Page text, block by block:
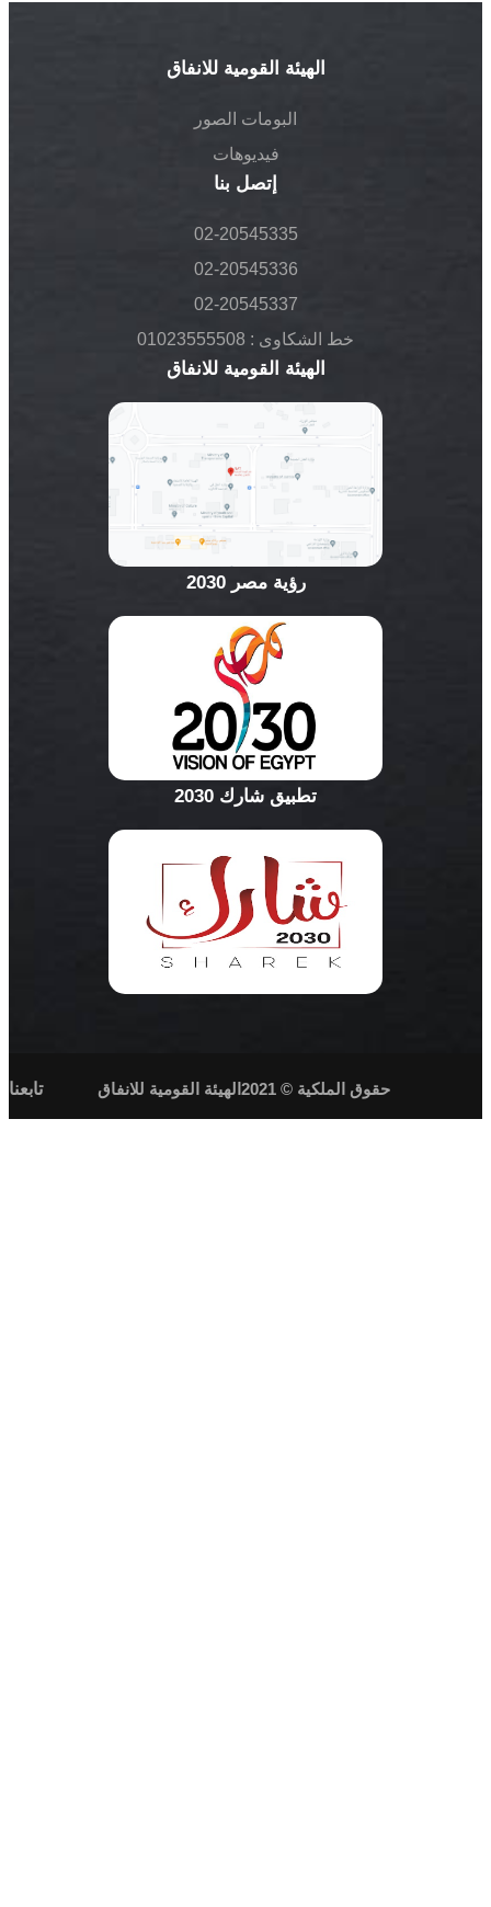
الهيئة القومية للانفاق
البومات الصور
فيديوهات
إتصل بنا
02-20545335
02-20545336
02-20545337
خط الشكاوى : 01023555508
الهيئة القومية للانفاق
رؤية مصر 2030
تطبيق شارك 2030
حقوق الملكية © 2021الهيئة القومية للانفاق تابعنا